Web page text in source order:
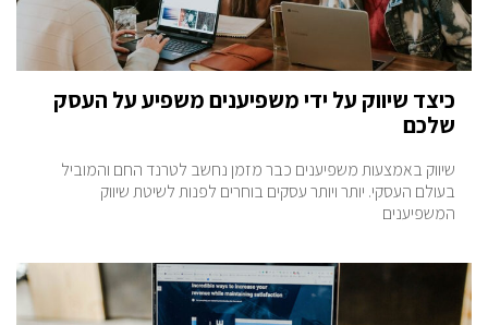
כיצד שיווק על ידי משפיענים משפיע על העסק
שלכם
שיווק באמצעות משפיענים כבר מזמן נחשב לטרנד החם והמוביל
בעולם העסקי. יותר ויותר עסקים בוחרים לפנות לשיטת שיווק
המשפיענים